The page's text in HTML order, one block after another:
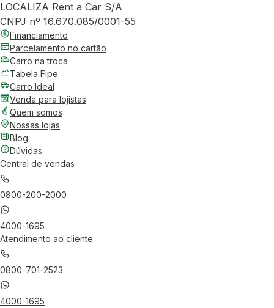
LOCALIZA Rent a Car S/A
CNPJ nº 16.670.085/0001-55
Financiamento
Parcelamento no cartão
Carro na troca
Tabela Fipe
Carro Ideal
Venda para lojistas
Quem somos
Nossas lojas
Blog
Dúvidas
Central de vendas
0800-200-2000
4000-1695
Atendimento ao cliente
0800-701-2523
4000-1695